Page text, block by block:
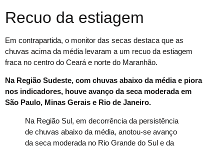
Recuo da estiagem
Em contrapartida, o monitor das secas destaca que as
chuvas acima da média levaram a um recuo da estiagem
fraca no centro do Ceará e norte do Maranhão.
Na Região Sudeste, com chuvas abaixo da média e piora
nos indicadores, houve avanço da seca moderada em
São Paulo, Minas Gerais e Rio de Janeiro.
Na Região Sul, em decorrência da persistência
de chuvas abaixo da média, anotou-se avanço
da seca moderada no Rio Grande do Sul e da